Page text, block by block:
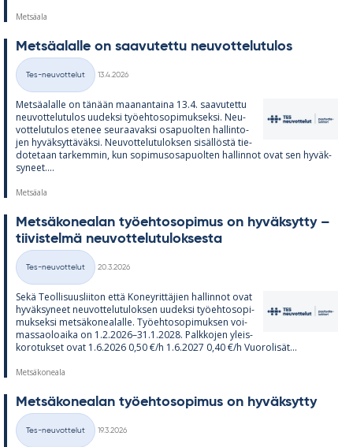
Metsäala
Met­sä­alalle on saa­vu­tettu neu­vot­te­lu­tu­los
Kategoriat
Tes-neuvottelut
13.4.2026
Met­sä­alalle on tä­nään maa­nan­taina 13.4. saa­vu­tettu
neu­vot­te­lu­tu­los uu­deksi työ­eh­to­so­pi­muk­seksi. Neu­
vot­te­lu­tu­los ete­nee seu­raa­vaksi os­a­puol­ten hal­lin­to­
jen hy­väk­syt­tä­väksi. Neu­vot­te­lu­tu­lok­sen si­säl­löstä tie­
do­te­taan tar­kem­min, kun so­pi­mus­os­a­puol­ten hal­lin­not ovat sen hy­väk­
sy­neet....
Metsäala
Met­sä­ko­nea­lan työ­eh­to­so­pi­mus on hy­väk­sytty –
tii­vis­telmä neu­vot­te­lu­tu­lok­sesta
Kategoriat
Tes-neuvottelut
20.3.2026
Sekä Teol­li­suus­lii­ton että Ko­ney­rit­tä­jien hal­lin­not ovat
hy­väk­sy­neet neu­vot­te­lu­tu­lok­sen uu­deksi työ­eh­to­so­pi­
muk­seksi met­sä­ko­nea­lalle. Työ­eh­to­so­pi­muk­sen voi­
mas­sao­loaika on 1.2.2026–31.1.2028. Palk­ko­jen yleis­
ko­ro­tuk­set ovat 1.6.2026 0,50 €/h 1.6.2027 0,40 €/h Vuo­ro­li­sät...
Metsäkoneala
Met­sä­ko­nea­lan työ­eh­to­so­pi­mus on hy­väk­sytty
Kategoriat
Tes-neuvottelut
19.3.2026